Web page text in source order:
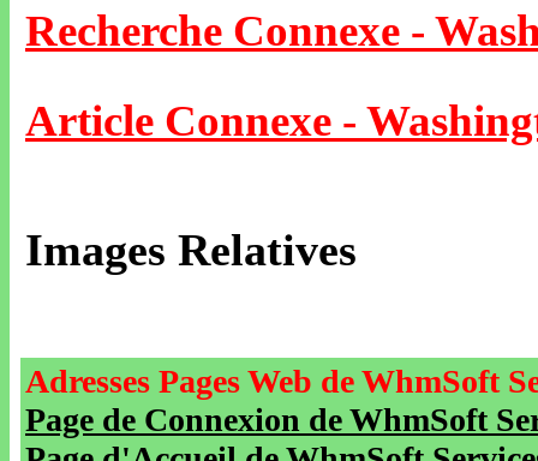
Recherche Connexe -
Article Connexe -
Images Relatives
Adresses Pages Web de WhmSoft
Page de Connexion de WhmSoft